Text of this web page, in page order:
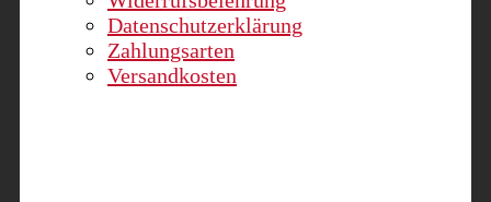
Datenschutzerklärung
Zahlungsarten
Versandkosten